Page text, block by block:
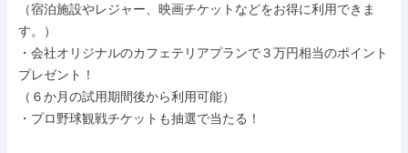
（宿泊施設やレジャー、映画チケットなどをお得に利用できま
す。）
・会社オリジナルのカフェテリアプランで３万円相当のポイント
プレゼント！
（６か月の試用期間後から利用可能）
・プロ野球観戦チケットも抽選で当たる！